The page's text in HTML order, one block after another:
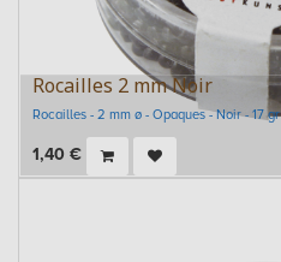
Rocailles 2 mm Noir
Rocailles - 2 mm ø - Opaques - Noir - 17 gr
1,40 €